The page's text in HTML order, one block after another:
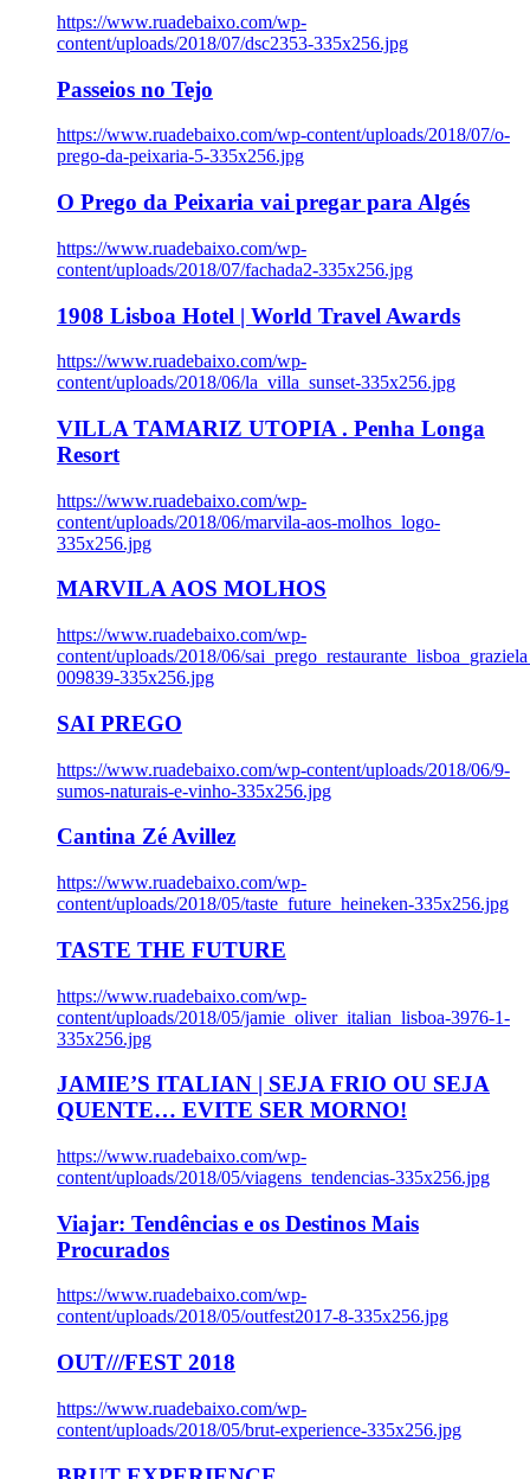
https://www.ruadebaixo.com/wp-
content/uploads/2018/07/dsc2353-335x256.jpg
Passeios no Tejo
https://www.ruadebaixo.com/wp-content/uploads/2018/07/o-
prego-da-peixaria-5-335x256.jpg
O Prego da Peixaria vai pregar para Algés
https://www.ruadebaixo.com/wp-
content/uploads/2018/07/fachada2-335x256.jpg
1908 Lisboa Hotel | World Travel Awards
https://www.ruadebaixo.com/wp-
content/uploads/2018/06/la_villa_sunset-335x256.jpg
VILLA TAMARIZ UTOPIA . Penha Longa
Resort
https://www.ruadebaixo.com/wp-
content/uploads/2018/06/marvila-aos-molhos_logo-
335x256.jpg
MARVILA AOS MOLHOS
https://www.ruadebaixo.com/wp-
content/uploads/2018/06/
009839-335x256.jpg
SAI PREGO
https://www.ruadebaixo.com/wp-content/uploads/2018/06/9-
sumos-naturais-e-vinho-335x256.jpg
Cantina Zé Avillez
https://www.ruadebaixo.com/wp-
content/uploads/2018/05/taste_future_heineken-335x256.jpg
TASTE THE FUTURE
https://www.ruadebaixo.com/wp-
content/uploads/2018/05/jamie_oliver_italian_lisboa-3976-1-
335x256.jpg
JAMIE’S ITALIAN | SEJA FRIO OU SEJA
QUENTE… EVITE SER MORNO!
https://www.ruadebaixo.com/wp-
content/uploads/2018/05/viagens_tendencias-335x256.jpg
Viajar: Tendências e os Destinos Mais
Procurados
https://www.ruadebaixo.com/wp-
content/uploads/2018/05/outfest2017-8-335x256.jpg
OUT///FEST 2018
https://www.ruadebaixo.com/wp-
content/uploads/2018/05/brut-experience-335x256.jpg